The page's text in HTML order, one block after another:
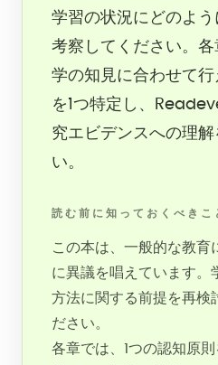
学習の状況にどのよ
考察してください。
学の知見に合わせて
を1つ特定し、
究エビデンスへの理解
い。
読む前に知っておくべきこ
この本は、一般的な教育
に異議を唱えています。
方法に関する前提を再検
ださい。
各章では、1つの認知原